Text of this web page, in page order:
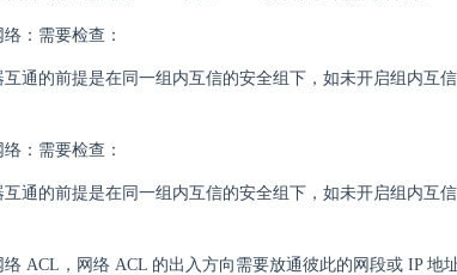
络：需要检查：
互通的前提是在同一组内互信的安全组下，如未开启组内互
：需要检查：
互通的前提是在同一组内互信的安全组下，如未开启组内互
ACL，网络 ACL 的出入方向需要放通彼此的网段或 IP 地址